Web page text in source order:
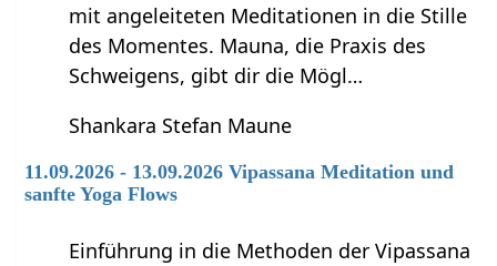
mit angeleiteten Meditationen in die Stille
des Momentes. Mauna, die Praxis des
Schweigens, gibt dir die Mögl…
Shankara Stefan Maune
11.09.2026 - 13.09.2026 Vipassana Meditation und
sanfte Yoga Flows
Einführung in die Methoden der Vipassana